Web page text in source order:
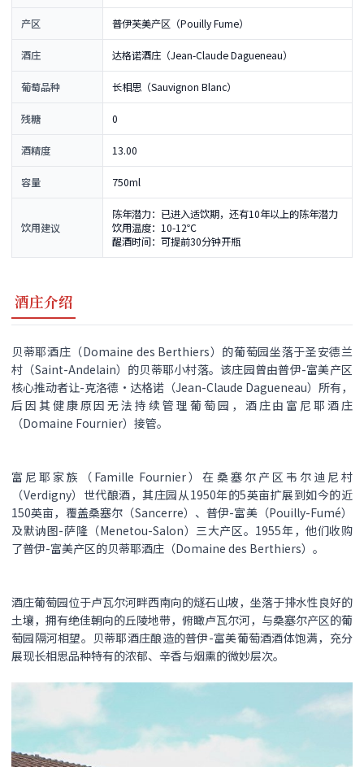
产区 普伊芙美产区（Pouilly Fume）
酒庄 达格诺酒庄（Jean-Claude Dagueneau）
葡萄品种 长相思（Sauvignon Blanc）
残糖 0
酒精度 13.00
容量 750ml
饮用建议
陈年潜力：已进入适饮期，还有10年以上的陈年潜力
饮用温度：10-12℃
醒酒时间：可提前30分钟开瓶
酒庄介绍
贝蒂耶酒庄（Domaine des Berthiers）的葡萄园坐落于圣安德兰
村（Saint-Andelain）的贝蒂耶小村落。该庄园曾由普伊-富美产区
核心推动者让-克洛德·达格诺（Jean-Claude Dagueneau）所有，
后因其健康原因无法持续管理葡萄园，酒庄由富尼耶酒庄
（Domaine Fournier）接管。
富尼耶家族（Famille Fournier）在桑塞尔产区韦尔迪尼村
（Verdigny）世代酿酒，其庄园从1950年的5英亩扩展到如今的近
150英亩，覆盖桑塞尔（Sancerre）、普伊-富美（Pouilly-Fumé）
及默讷图-萨隆（Menetou-Salon）三大产区。1955年，他们收购
了普伊-富美产区的贝蒂耶酒庄（Domaine des Berthiers）。
酒庄葡萄园位于卢瓦尔河畔西南向的燧石山坡，坐落于排水性良好的
土壤，拥有绝佳朝向的丘陵地带，俯瞰卢瓦尔河，与桑塞尔产区的葡
萄园隔河相望。贝蒂耶酒庄酿造的普伊-富美葡萄酒酒体饱满，充分
展现长相思品种特有的浓郁、辛香与烟熏的微妙层次。